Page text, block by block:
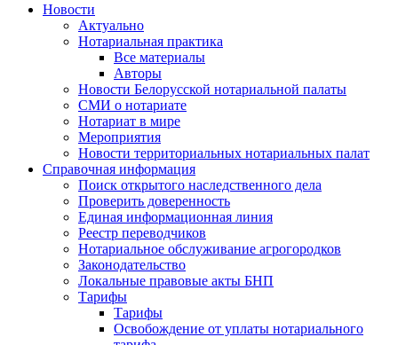
Новости
Актуально
Нотариальная практика
Все материалы
Авторы
Новости Белорусской нотариальной палаты
СМИ о нотариате
Нотариат в мире
Мероприятия
Новости территориальных нотариальных палат
Справочная информация
Поиск открытого наследственного дела
Проверить доверенность
Единая информационная линия
Реестр переводчиков
Нотариальное обслуживание агрогородков
Законодательство
Локальные правовые акты БНП
Тарифы
Тарифы
Освобождение от уплаты нотариального